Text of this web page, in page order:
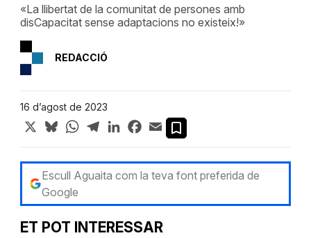
«La llibertat de la comunitat de persones amb
disCapacitat sense adaptacions no existeix!»
REDACCIÓ
16 d’agost de 2023
X BlueskyWhatsApp
TelegramLinkedInFacebook
Email
Escull Aguaita com la teva font preferida de
Google
ET POT INTERESSAR